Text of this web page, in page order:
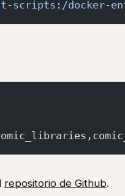
scripts:/docker-
repositorio de Github.